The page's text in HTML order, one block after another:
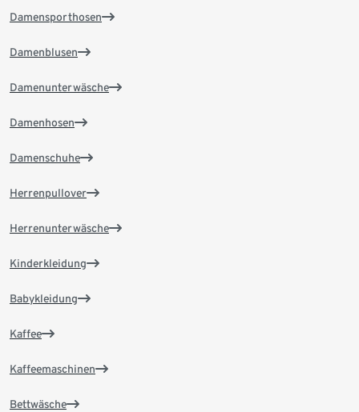
Damensporthosen
Damenblusen
Damenunterwäsche
Damenhosen
Damenschuhe
Herrenpullover
Herrenunterwäsche
Kinderkleidung
Babykleidung
Kaffee
Kaffeemaschinen
Bettwäsche